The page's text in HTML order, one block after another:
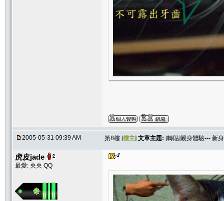
2005-05-31 09:39 AM 第8樓 [樓主] 文章主題: [轉貼]親身體驗--- 新
虎皮jade
最愛: 央央 QQ